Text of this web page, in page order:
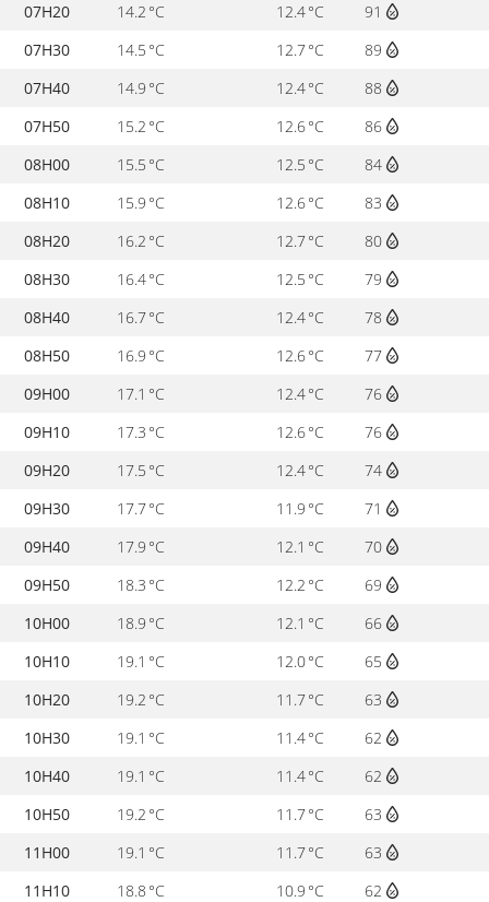
07H20
14.2 °C 12.4 °C 91
07H30
14.5 °C 12.7 °C 89
07H40
14.9 °C 12.4 °C 88
07H50
15.2 °C 12.6 °C 86
08H00
15.5 °C 12.5 °C 84
08H10
15.9 °C 12.6 °C 83
08H20
16.2 °C 12.7 °C 80
08H30
16.4 °C 12.5 °C 79
08H40
16.7 °C 12.4 °C 78
08H50
16.9 °C 12.6 °C 77
09H00
17.1 °C 12.4 °C 76
09H10
17.3 °C 12.6 °C 76
09H20
17.5 °C 12.4 °C 74
09H30
17.7 °C 11.9 °C 71
09H40
17.9 °C 12.1 °C 70
09H50
18.3 °C 12.2 °C 69
10H00
18.9 °C 12.1 °C 66
10H10
19.1 °C 12.0 °C 65
10H20
19.2 °C 11.7 °C 63
10H30
19.1 °C 11.4 °C 62
10H40
19.1 °C 11.4 °C 62
10H50
19.2 °C 11.7 °C 63
11H00
19.1 °C 11.7 °C 63
11H10
18.8 °C 10.9 °C 62